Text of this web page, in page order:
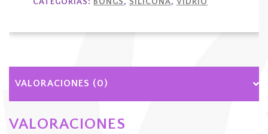
y
amarillo,
VALORACIONES (0)
VALORACIONES